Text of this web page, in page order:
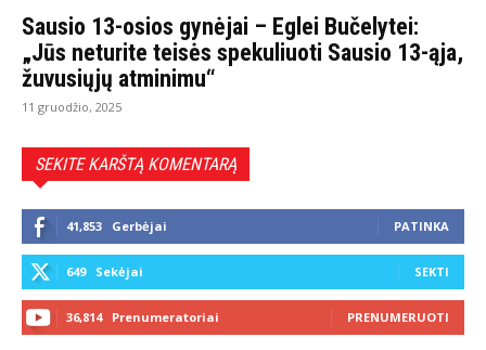
Sausio 13-osios gynėjai – Eglei Bučelytei:
„Jūs neturite teisės spekuliuoti Sausio 13-ąja,
žuvusiųjų atminimu“
11 gruodžio, 2025
SEKITE KARŠTĄ KOMENTARĄ
41,853 Gerbėjai PATINKA
649 Sekėjai SEKTI
36,814 Prenumeratoriai PRENUMERUOTI